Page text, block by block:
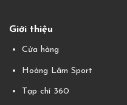
Giới thiệu
Cửa hàng
Hoàng Lâm Sport
Tạp chí 360